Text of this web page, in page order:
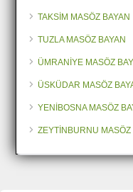
TAKSİM MASÖZ BAYAN
TUZLA MASÖZ BAYAN
ÜMRANİYE MASÖZ
ÜSKÜDAR MASÖZ
YENİBOSNA MASÖZ
ZEYTİNBURNU MASÖZ